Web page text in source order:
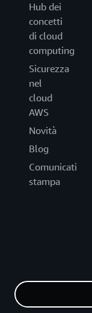
Hub dei
concetti
di cloud
computing
Sicurezza
nel
cloud
AWS
Novità
Blog
Comunicati
stampa